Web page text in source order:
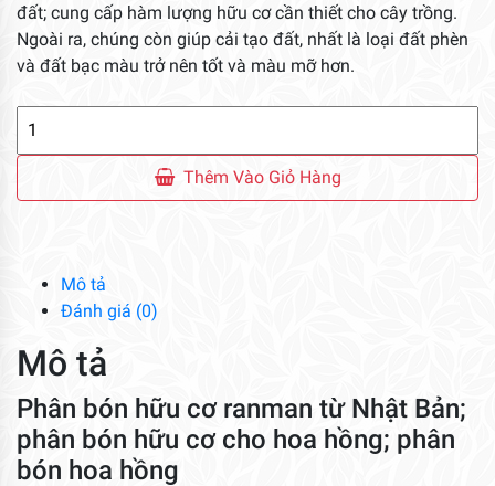
đất; cung cấp hàm lượng hữu cơ cần thiết cho cây trồng.
Ngoài ra, chúng còn giúp cải tạo đất, nhất là loại đất phèn
và đất bạc màu trở nên tốt và màu mỡ hơn.
Cơ
lượng
Thêm Vào Giỏ Hàng
Mô tả
Đánh giá (0)
Mô tả
Phân bón hữu cơ ranman từ Nhật Bản;
phân bón hữu cơ cho hoa hồng; phân
bón hoa hồng